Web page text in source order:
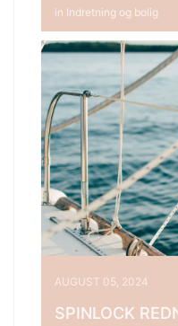
in Indretning og bolig
AUGUST 05, 2024
SPINLOCK